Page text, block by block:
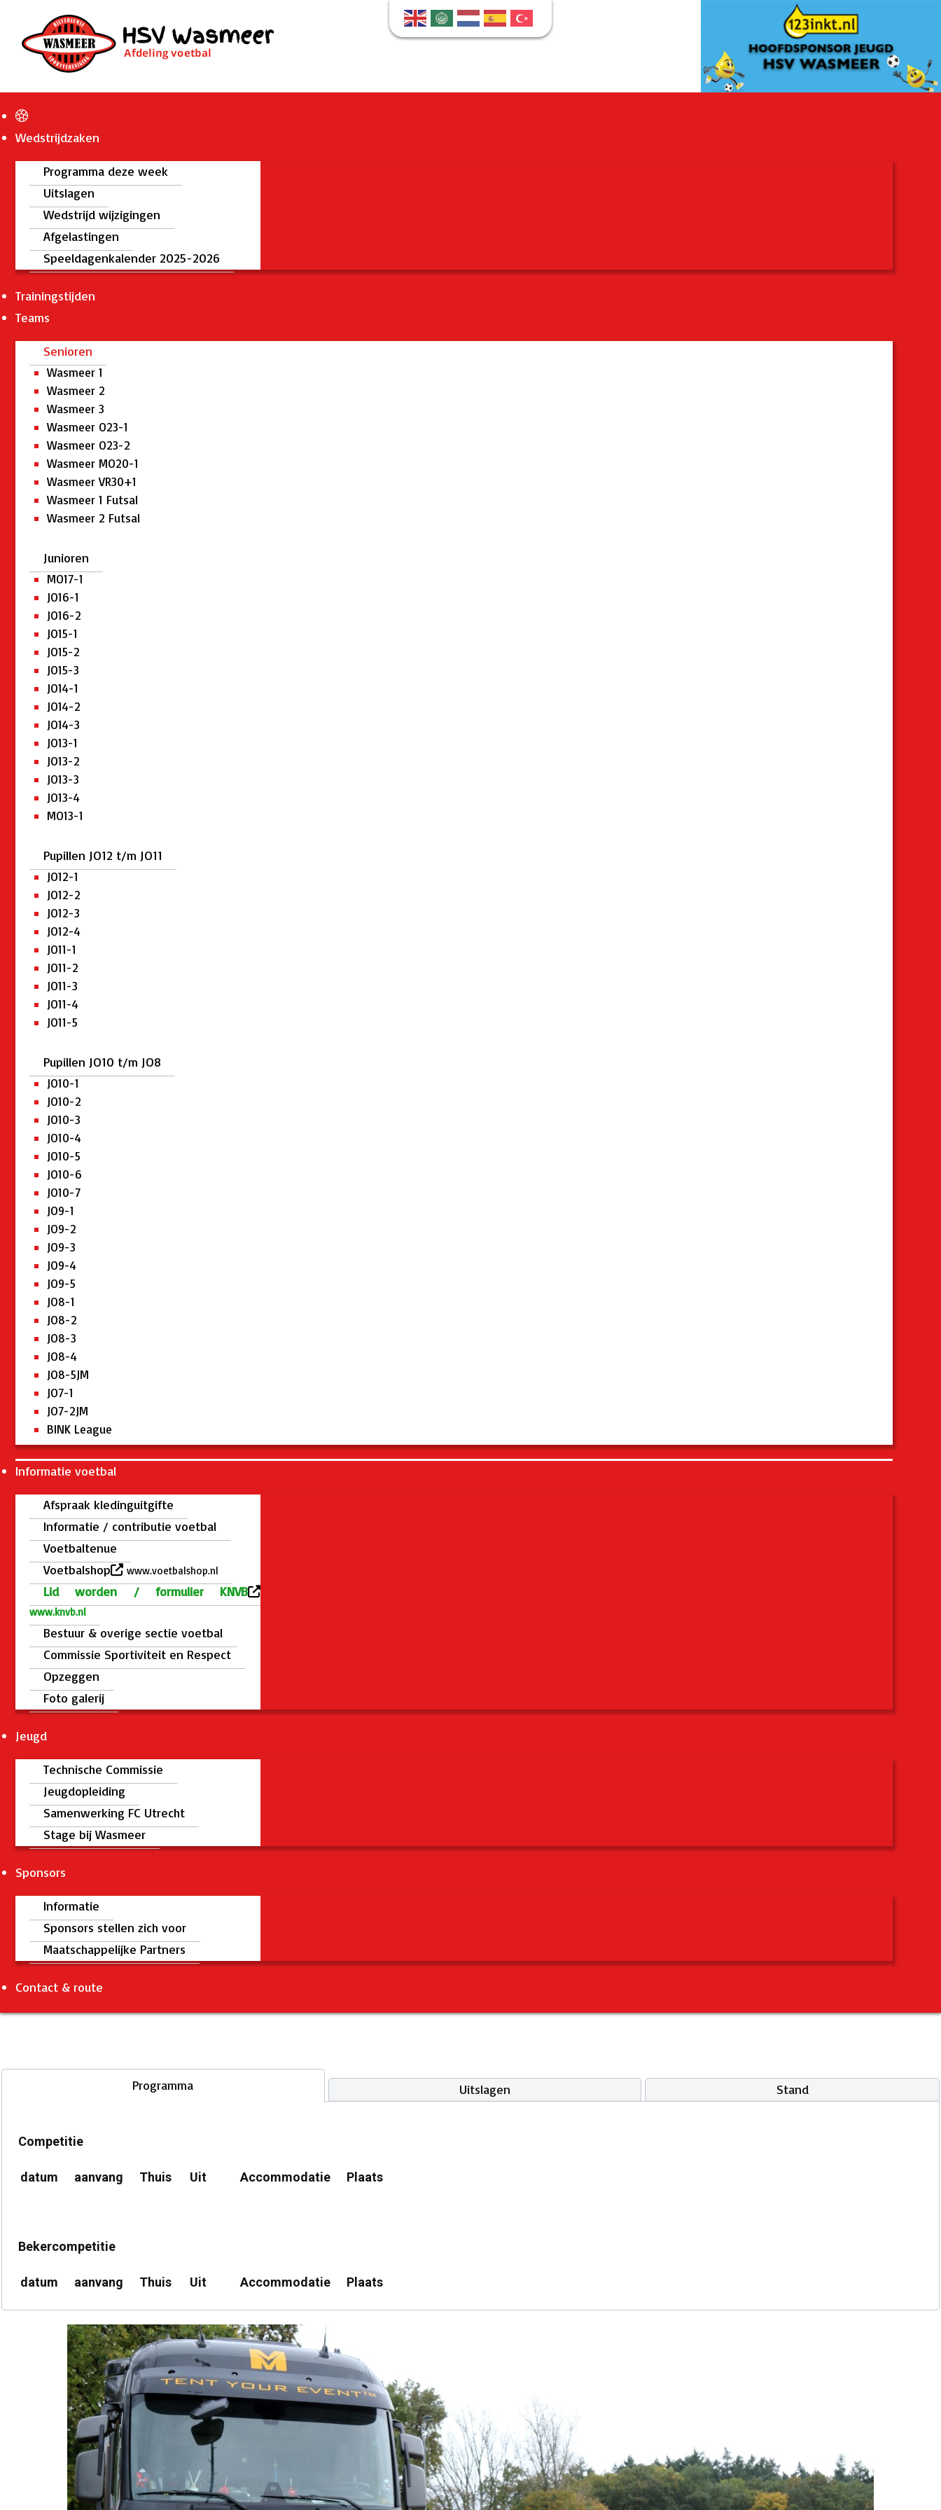
Wedstrijdzaken
Programma deze week
Uitslagen
Wedstrijd wijzigingen
Afgelastingen
Speeldagenkalender 2025-2026
Trainingstijden
Teams
Senioren
Wasmeer 1
Wasmeer 2
Wasmeer 3
Wasmeer O23-1
Wasmeer O23-2
Wasmeer MO20-1
Wasmeer VR30+1
Wasmeer 1 Futsal
Wasmeer 2 Futsal
Junioren
MO17-1
JO16-1
JO16-2
JO15-1
JO15-2
JO15-3
JO14-1
JO14-2
JO14-3
JO13-1
JO13-2
JO13-3
JO13-4
MO13-1
Pupillen JO12 t/m JO11
JO12-1
JO12-2
JO12-3
JO12-4
JO11-1
JO11-2
JO11-3
JO11-4
JO11-5
Pupillen JO10 t/m JO8
JO10-1
JO10-2
JO10-3
JO10-4
JO10-5
JO10-6
JO10-7
JO9-1
JO9-2
JO9-3
JO9-4
JO9-5
JO8-1
JO8-2
JO8-3
JO8-4
JO8-5JM
JO7-1
JO7-2JM
BINK League
Informatie voetbal
Afspraak kledinguitgifte
Informatie / contributie voetbal
Voetbaltenue
Voetbalshop
www.voetbalshop.nl
Lid worden / formulier KNVB
www.knvb.nl
Bestuur & overige sectie voetbal
Commissie Sportiviteit en Respect
Opzeggen
Foto galerij
Jeugd
Technische Commissie
Jeugdopleiding
Samenwerking FC Utrecht
Stage bij Wasmeer
Sponsors
Informatie
Sponsors stellen zich voor
Maatschappelijke Partners
Contact & route
Programma Uitslagen Stand
Competitie
datum aanvang Thuis Uit Accommodatie Plaats
Bekercompetitie
datum aanvang Thuis Uit Accommodatie Plaats